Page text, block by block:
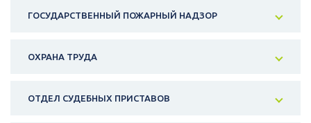
ГОСУДАРСТВЕННЫЙ ПОЖАРНЫЙ НАДЗОР
ОХРАНА ТРУДА
ОТДЕЛ СУДЕБНЫХ ПРИСТАВОВ